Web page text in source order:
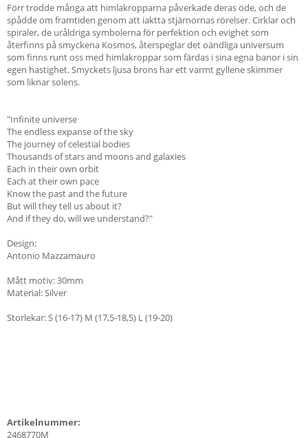
Förr trodde många att himlakropparna påverkade deras öde, och de
spådde om framtiden genom att iaktta stjärnornas rörelser. Cirklar och
spiraler, de uråldriga symbolerna för perfektion och evighet som
återfinns på smyckena Kosmos, återspeglar det oändliga universum
som finns runt oss med himlakroppar som färdas i sina egna banor i sin
egen hastighet. Smyckets ljusa brons har ett varmt gyllene skimmer
som liknar solens.
"Infinite universe
The endless expanse of the sky
The journey of celestial bodies
Thousands of stars and moons and galaxies
Each in their own orbit
Each at their own pace
Know the past and the future
But will they tell us about it?
And if they do, will we understand?"
Design:
Antonio Mazzamauro
Mått motiv: 30mm
Material: Silver
Storlekar: S (16-17) M (17,5-18,5) L (19-20)
Artikelnummer:
2468770M